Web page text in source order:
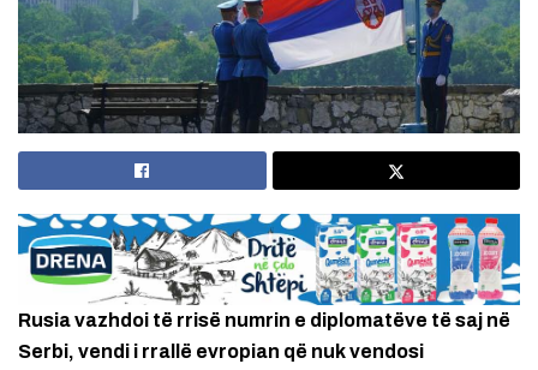
Rusia vazhdoi të rrisë numrin e diplomatëve të saj në
Serbi, vendi i rrallë evropian që nuk vendosi